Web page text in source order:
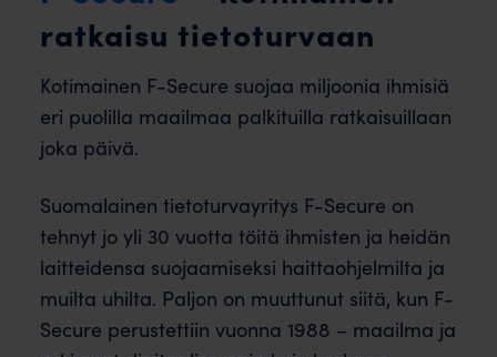
ratkaisu tietoturvaan
Kotimainen F-Secure suojaa miljoonia ihmisiä
eri puolilla maailmaa palkituilla ratkaisuillaan
joka päivä.
Suomalainen tietoturvayritys F-Secure on
tehnyt jo yli 30 vuotta töitä ihmisten ja heidän
laitteidensa suojaamiseksi haittaohjelmilta ja
muilta uhilta. Paljon on muuttunut siitä, kun F-
Secure perustettiin vuonna 1988 – maailma ja